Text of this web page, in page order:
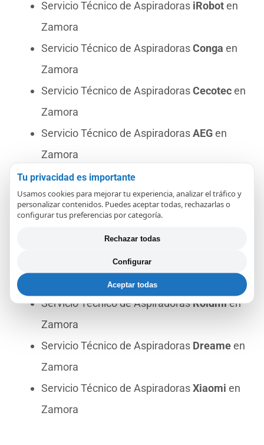
Servicio Técnico de Aspiradoras iRoboten
Zamora
Servicio Técnico de AspiradorasConga en
Zamora
Servicio Técnico de AspiradorasCecotecen
Zamora
Servicio Técnico de AspiradorasAEGen
Zamora
Servicio Técnico de Aspiradoras
Zamora
Servicio Técnico de Aspiradoras
Servicio Técnico de Aspiradoras
Servicio Técnico de AspiradorasRoidmien
Zamora
Servicio Técnico de Aspiradoras Dreameen
Zamora
Servicio Técnico de AspiradorasXiaomi en
Zamora
Tu privacidad es importante
Usamos cookies para mejorar tu experiencia, analizar el tráfico y
personalizar contenidos. Puedes aceptar todas, rechazarlas o
configurar tus preferencias por categoría.
Rechazar todas
Configurar
Aceptar todas